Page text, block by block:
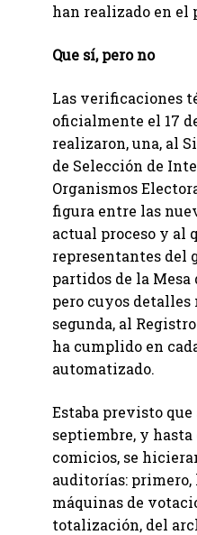
han realizado en el
Que sí, pero no
Las verificaciones
oficialmente el 17
realizaron, una, al
de Selección de
Organismos
figura entre las
actual proceso y al
representantes del
partidos de la Mesa
pero cuyos
segunda, al
ha cumplido en
automatizado.
Estaba previsto
septiembre, y hasta
comicios, se
auditorías:
máquinas de
totalización, del